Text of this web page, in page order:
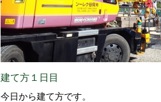
建て方１日目
今日から建て方です。